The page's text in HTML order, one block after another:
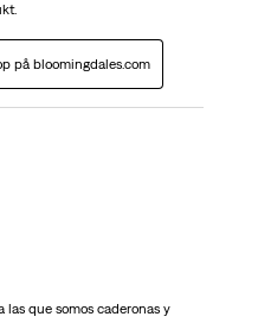
på bloomingdales.com
las que somos caderonas y